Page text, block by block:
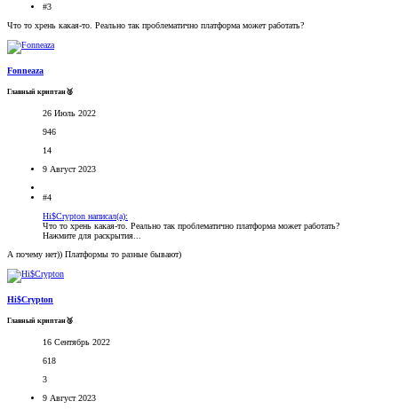
#3
Что то хрень какая-то. Реально так проблематично платформа может работать?
Fonneaza
Главный криптан🥈
26 Июль 2022
946
14
9 Август 2023
#4
Hi$Crypton написал(а):
Что то хрень какая-то. Реально так проблематично платформа может работать?
Нажмите для раскрытия...
А почему нет)) Платформы то разные бывают)
Hi$Crypton
Главный криптан🥉
16 Сентябрь 2022
618
3
9 Август 2023